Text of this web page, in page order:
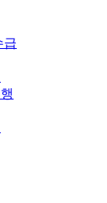
급